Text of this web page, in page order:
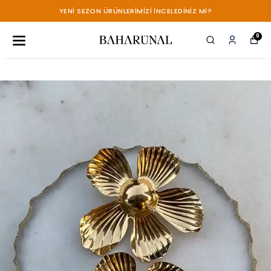
YENİ SEZON ÜRÜNLERİMİZİ İNCELEDİNİZ Mİ?
0